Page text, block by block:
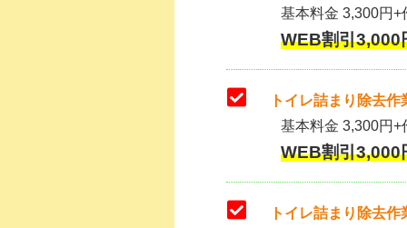
基本料金 3,300円+
WEB割引3,000
トイレ詰まり除去
基本料金 3,300円+
WEB割引3,000
トイレ詰まり除去